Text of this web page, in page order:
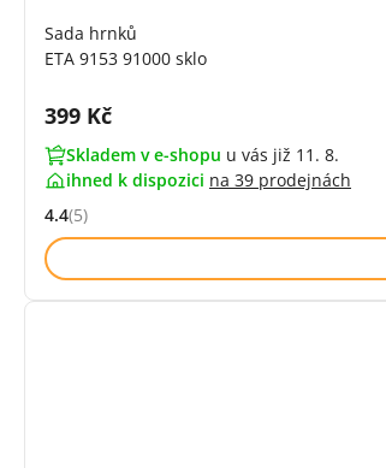
Sada hrnků
ETA 9153 91000 sklo
Cena s DPH:
399 Kč
Skladem v e-shopu u vás již 11. 8.
ihned k dispozici na 39 prodejnách
Hodnocení: 4.4 z 5 (5 recenzí)
4.4(5)